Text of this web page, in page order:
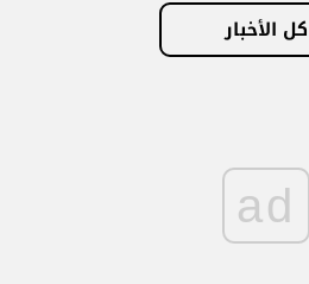
كل الأخبار
ad